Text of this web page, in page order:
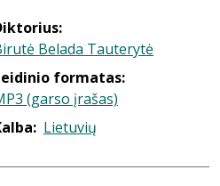
Belada Tauterytė
formatas:
(garso įrašas)
Lietuvių